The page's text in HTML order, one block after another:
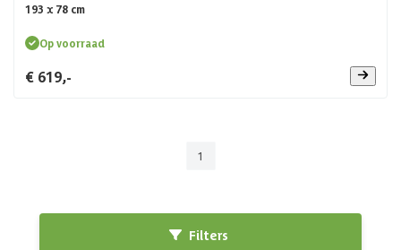
193 x 78 cm
Op voorraad
€ 619,-
1
Filters